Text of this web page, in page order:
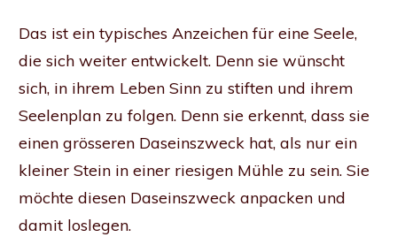
Das ist ein typisches Anzeichen für eine Seele,
die sich weiter entwickelt. Denn sie wünscht
sich, in ihrem Leben Sinn zu stiften und ihrem
Seelenplan zu folgen. Denn sie erkennt, dass sie
einen grösseren Daseinszweck hat, als nur ein
kleiner Stein in einer riesigen Mühle zu sein. Sie
möchte diesen Daseinszweck anpacken und
damit loslegen.